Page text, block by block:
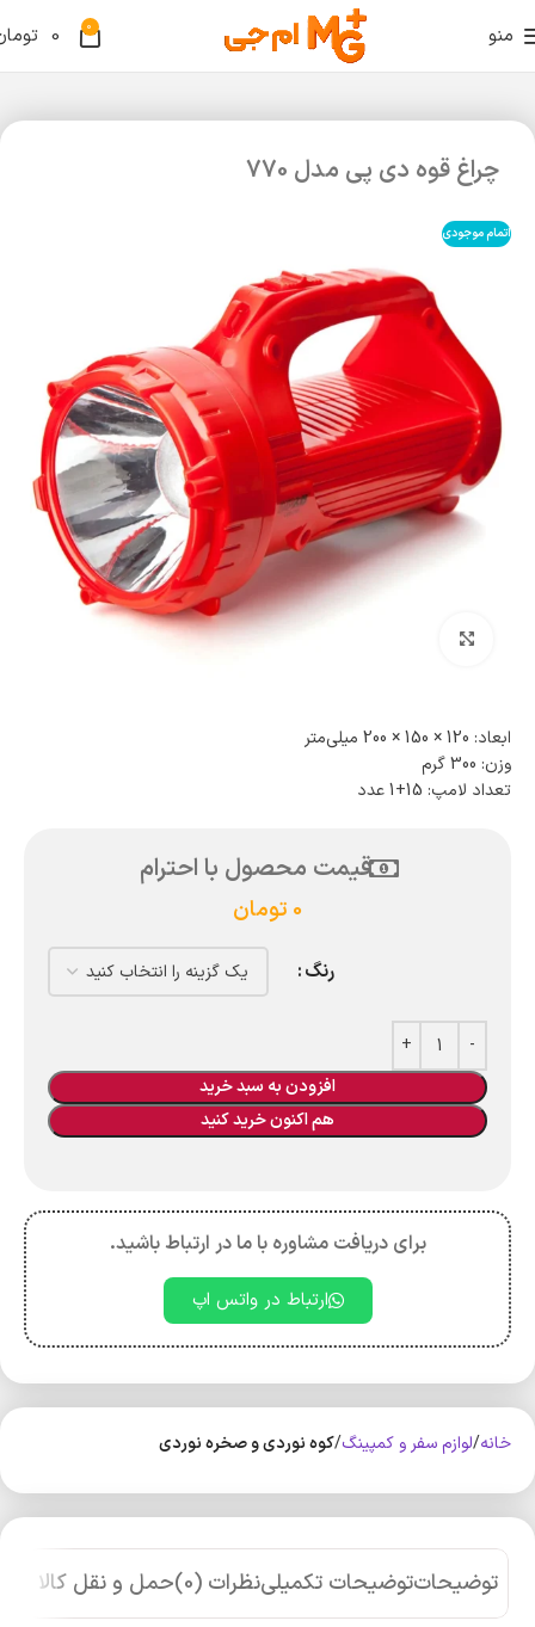
منو 0
0
چراغ قوه دی پی مدل 770
اتمام موجودی
ابعاد: 120 × 150 × 200 میلی‌متر
وزن: 300 گرم
تعداد لامپ: 15+1 عدد
قیمت محصول با احترام
0 تومان
رنگ
افزودن به سبد خرید
هم اکنون خرید کنید
برای دریافت مشاوره با ما در ارتباط باشید.
ارتباط در واتس اپ
خانه لوازم سفر و کمپینگ کوه‌ نوردی و صخره نوردی
توضیحاتتوضیحات تکمیلینظرات (0) حمل و نقل کالا